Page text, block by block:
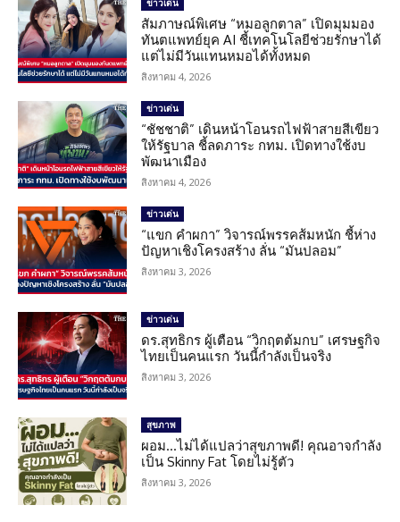
ข่าวเด่น
สัมภาษณ์พิเศษ “หมอลูกตาล” เปิดมุมมอง
ทันตแพทย์ยุค AI ชี้เทคโนโลยีช่วยรักษาได้
แต่ไม่มีวันแทนหมอได้ทั้งหมด
สิงหาคม 4, 2026
ข่าวเด่น
“ชัชชาติ” เดินหน้าโอนรถไฟฟ้าสายสีเขียว
ให้รัฐบาล ชี้ลดภาระ กทม. เปิดทางใช้งบ
พัฒนาเมือง
สิงหาคม 4, 2026
ข่าวเด่น
“แขก คำผกา” วิจารณ์พรรคส้มหนัก ชี้ห่าง
ปัญหาเชิงโครงสร้าง ลั่น “มันปลอม”
สิงหาคม 3, 2026
ข่าวเด่น
ดร.สุทธิกร ผู้เตือน “วิกฤตต้มกบ” เศรษฐกิจ
ไทยเป็นคนแรก วันนี้กำลังเป็นจริง
สิงหาคม 3, 2026
สุขภาพ
ผอม…ไม่ได้แปลว่าสุขภาพดี! คุณอาจกำลัง
เป็น Skinny Fat โดยไม่รู้ตัว
สิงหาคม 3, 2026